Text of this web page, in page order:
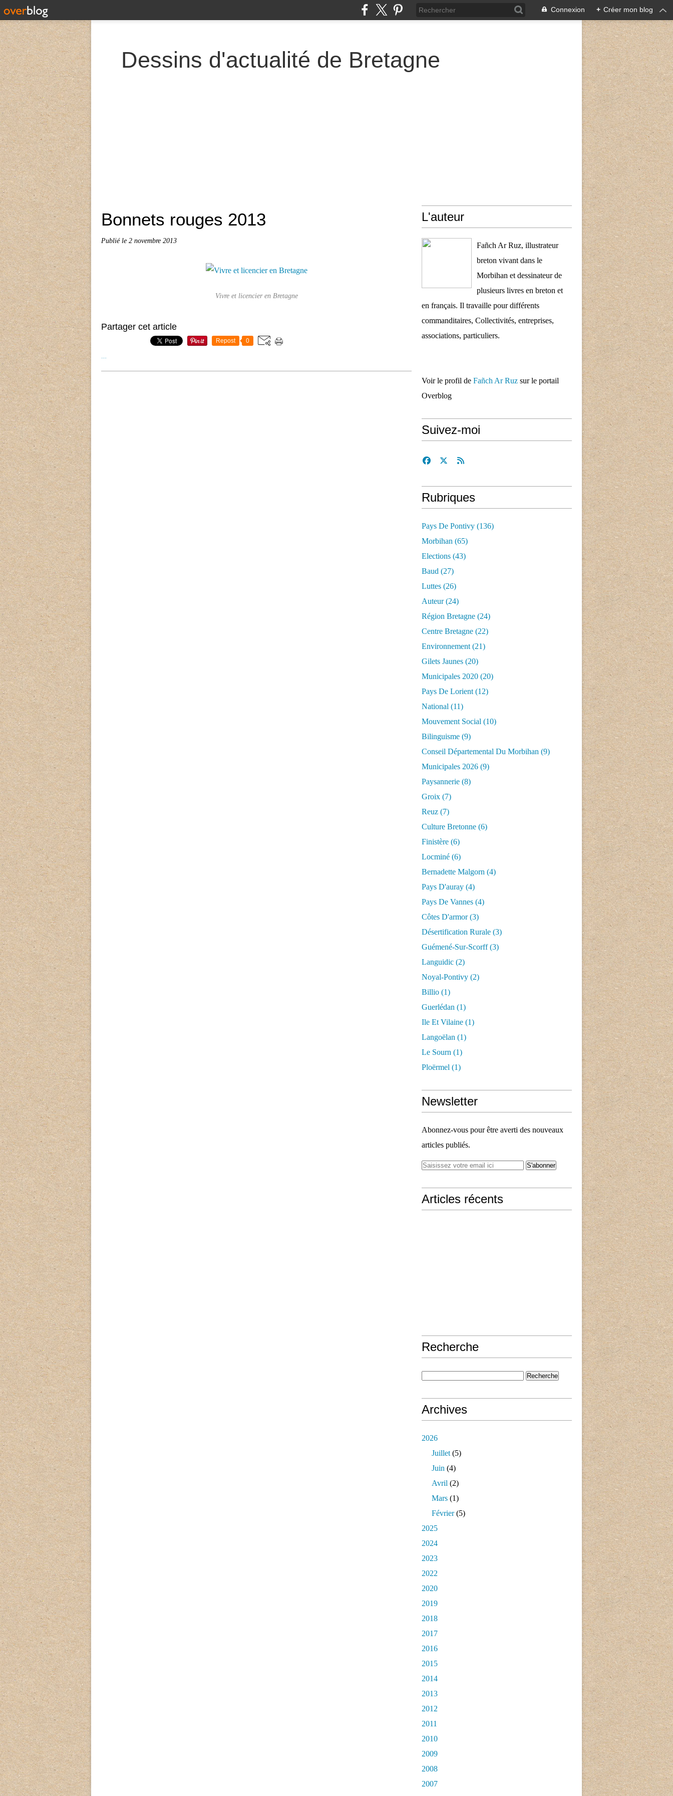
Connexion + Créer mon blog
Dessins d'actualité de Bretagne
Bonnets rouges 2013
Publié le 2 novembre 2013
Vivre et licencier en Bretagne
Partager cet article
Repost 0
L'auteur
Fañch Ar Ruz, illustrateur
breton vivant dans le
Morbihan et dessinateur de
plusieurs livres en breton et
en français. Il travaille pour différents
commanditaires, Collectivités, entreprises,
associations, particuliers.
Voir le profil de Fañch Ar Ruz sur le portail
Overblog
Suivez-moi
Rubriques
Pays De Pontivy (136)
Morbihan (65)
Elections (43)
Baud (27)
Luttes (26)
Auteur(24)
Région Bretagne (24)
Centre Bretagne (22)
Environnement (21)
Gilets Jaunes (20)
Municipales 2020 (20)
Pays De Lorient (12)
National (11)
Mouvement Social (10)
Bilinguisme (9)
Conseil Départemental Du Morbihan (9)
Municipales 2026 (9)
Paysannerie (8)
Groix (7)
Reuz (7)
Culture Bretonne (6)
Finistère (6)
Locminé (6)
Bernadette Malgorn (4)
Pays D'auray (4)
Pays De Vannes (4)
Côtes D'armor(3)
Désertification Rurale (3)
Guémené-Sur-Scorff(3)
Languidic (2)
Noyal-Pontivy (2)
Billio (1)
Guerlédan (1)
Ile Et Vilaine (1)
Langoëlan (1)
Le Sourn (1)
Ploërmel (1)
Newsletter
Abonnez-vous pour être averti des nouveaux
articles publiés.
Articles récents
Recherche
Archives
2026
Juillet (5)
Juin (4)
Avril (2)
Mars (1)
Février(5)
2025
2024
2023
2022
2020
2019
2018
2017
2016
2015
2014
2013
2012
2011
2010
2009
2008
2007